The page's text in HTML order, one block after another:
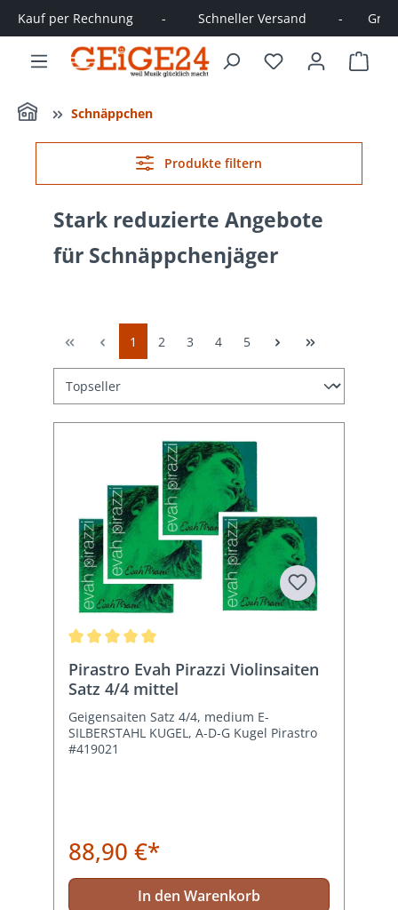
springen
Kauf per Rechnung        -         Schneller Versand         -
Home Schnäppchen
Produkte filtern
Stark reduzierte Angebote
für Schnäppchenjäger
1 2 3 4 5
Pirastro Evah Pirazzi Violinsaiten
Satz 4/4 mittel
Geigensaiten Satz 4/4, medium E-
SILBERSTAHL KUGEL, A-D-G Kugel Pirastro
#419021
88,90 €*
In den Warenkorb